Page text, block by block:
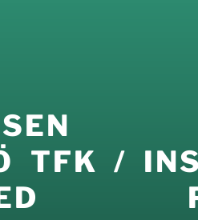
TFK /